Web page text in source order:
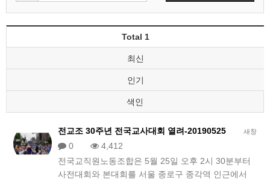
Total 1
최신
인기
색인
새창
전교조 30주년 전국교사대회 열려-20190525
0
4,412
전국교직원노동조합은 5월 25일 오후 2시 30분부터
사전대회와 본대회를 서울 종로구 종각역 인근에서